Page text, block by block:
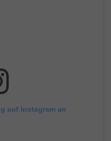
auf Instagram an